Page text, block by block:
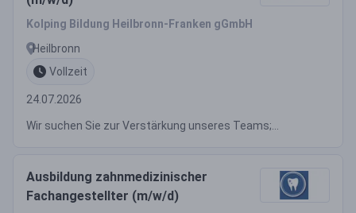
Kolping Bildung Heilbronn-Franken gGmbH
Heilbronn
Vollzeit
24.07.2026
Wir suchen Sie zur Verstärkung unseres Teams;...
Ausbildung zahnmedizinischer
Fachangestellter (m/w/d)